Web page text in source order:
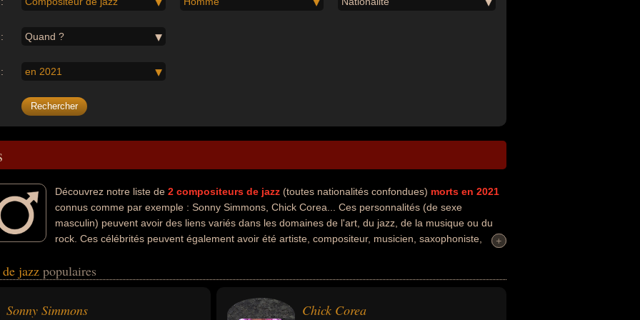
Quand ?
en 2021
Découvrez notre liste de 2 compositeurs de jazz (toutes nationalités confondues) morts en 2021
connus comme par exemple : Sonny Simmons, Chick Corea... Ces personnalités (de sexe
masculin) peuvent avoir des liens variés dans les domaines de l'art, du jazz, de la musique ou du
rock. Ces célébrités peuvent également avoir été artiste, compositeur, musicien, saxophoniste,
+
+
jazz populaires
Sonny Simmons Chick Corea